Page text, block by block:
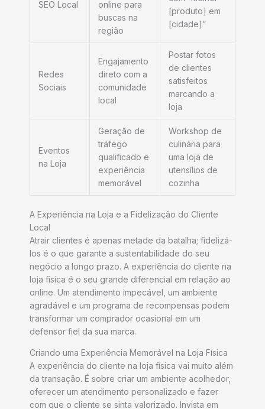
SEO Local
online para
buscas na
região
[produto] em
[cidade]”
Redes
Sociais
Engajamento
direto com a
comunidade
local
Postar fotos
de clientes
satisfeitos
marcando a
loja
Eventos
na Loja
Geração de
tráfego
qualificado e
experiência
memorável
Workshop de
culinária para
uma loja de
utensílios de
cozinha
A Experiência na Loja e a Fidelização do Cliente
Local
Atrair clientes é apenas metade da batalha; fidelizá-
los é o que garante a sustentabilidade do seu
negócio a longo prazo. A experiência do cliente na
loja física é o seu grande diferencial em relação ao
online. Um atendimento impecável, um ambiente
agradável e um programa de recompensas podem
transformar um comprador ocasional em um
defensor fiel da sua marca.
Criando uma Experiência Memorável na Loja Física
A experiência do cliente na loja física vai muito além
da transação. É sobre criar um ambiente acolhedor,
oferecer um atendimento personalizado e fazer
com que o cliente se sinta valorizado. Invista em